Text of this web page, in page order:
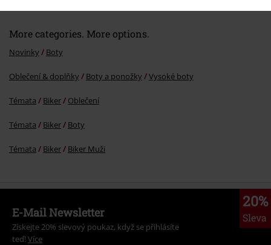
More categories. More options.
Novinky Boty
Oblečení & doplňky Boty a ponožky Vysoké boty
Témata Biker Oblečení
Témata Biker Boty
Témata Biker Biker Muži
20%
Sleva
E-Mail Newsletter
Získejte 20% slevový poukaz, když se přihlásíte
teď! Více